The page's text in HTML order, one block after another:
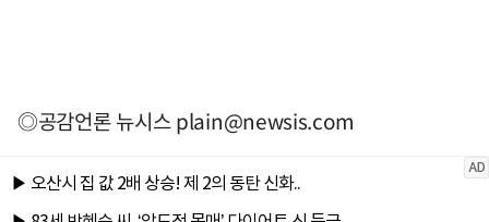
◎공감언론 뉴시스plain@newsis.com